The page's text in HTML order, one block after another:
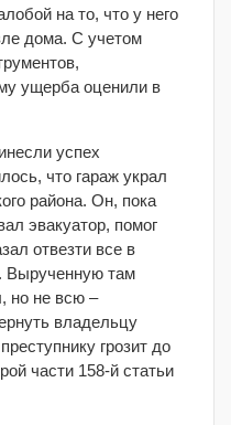
на то, что у него
дома. С учетом
ущерба оценили в
успех
что гараж украл
района. Он, пока
эвакуатор, помог
отвезти все в
Вырученную там
но не всю –
владельцу
грозит до
части 158-й статьи